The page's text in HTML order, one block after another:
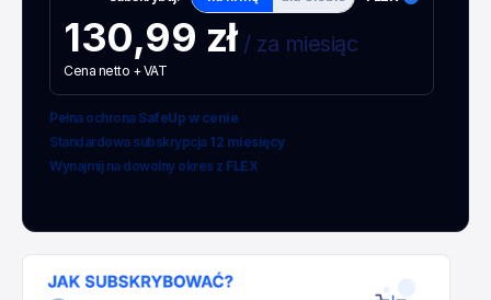
130,99 zł/ za miesiąc
Cena netto + VAT
Pełna ochrona SafeUp w cenie
Standardowa subskrypcja 12 miesięcy
Wynajmij na dowolny okres z FLEX